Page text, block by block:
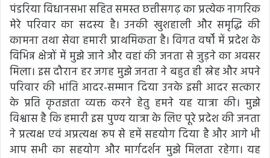
पंडरिया विधानसभा सहित समस्त छत्तीसगढ़ का प्रत्येक नागरिक
मेरे परिवार का सदस्य है। उनकी खुशहाली और समृद्धि की
कामना तथा सेवा हमारी प्राथमिकता है। विगत वर्षों में प्रदेश के
विभिन्न क्षेत्रों में मुझे जाने और वहां की जनता से जुड़ने का अवसर
मिला। इस दौरान हर जगह मुझे जनता ने बहुत ही स्नेह और अपने
परिवार की भांति आदर-सम्मान दिया उनके इसी आदर सत्कार
के प्रति कृतज्ञता व्यक्त करने हेतु हमने यह यात्रा की। मुझे
विश्वास है कि हमारी इस पुण्य यात्रा के लिए पूरे प्रदेश की जनता
ने प्रत्यक्ष एवं अप्रत्यक्ष रूप से हमें सहयोग दिया है और आगे भी
आप सभी का सहयोग और मार्गदर्शन मुझे मिलता रहेगा। यह